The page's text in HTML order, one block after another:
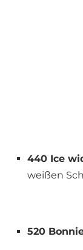
440 Ice
weißen
520